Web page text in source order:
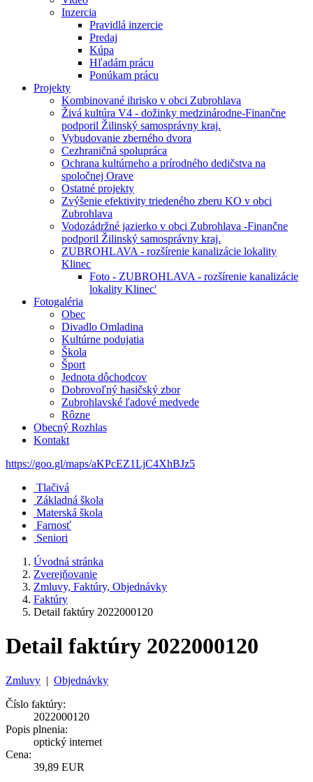
Inzercia
Pravidlá inzercie
Predaj
Kúpa
Hľadám prácu
Ponúkam prácu
Projekty
Kombinované ihrisko v obci Zubrohlava
Živá kultúra V4 - dožinky medzinárodne-Finančne
podporil Žilinský samosprávny kraj.
Vybudovanie zberného dvora
Cezhraničná spolupráca
Ochrana kultúrneho a prírodného dedičstva na
spoločnej Orave
Ostatné projekty
Zvýšenie efektivity triedeného zberu KO v obci
Zubrohlava
Vodozádržné jazierko v obci Zubrohlava -Finančne
podporil Žilinský samosprávny kraj.
ZUBROHLAVA - rozšírenie kanalizácie lokality
Klinec
Foto - ZUBROHLAVA - rozšírenie kanalizácie
lokality Klinec'
Fotogaléria
Obec
Divadlo Omladina
Kultúrne podujatia
Škola
Šport
Jednota dôchodcov
Dobrovoľný hasičský zbor
Zubrohlavské ľadové medvede
Rôzne
Obecný Rozhlas
Kontakt
https://goo.gl/maps/aKPcEZ1LjC4XhBJz5
Tlačivá
Základná škola
Materská škola
Farnosť
Seniori
Úvodná stránka
Zverejňovanie
Zmluvy, Faktúry, Objednávky
Faktúry
Detail faktúry 2022000120
Detail faktúry 2022000120
Zmluvy | Objednávky
Číslo faktúry:
2022000120
Popis plnenia:
optický internet
Cena:
39,89 EUR